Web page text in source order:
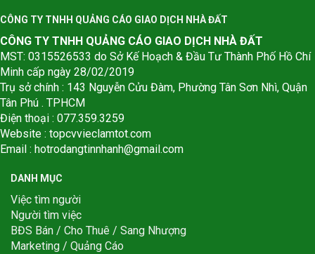
CÔNG TY TNHH QUẢNG CÁO GIAO DỊCH NHÀ ĐẤT
CÔNG TY TNHH QUẢNG CÁO GIAO DỊCH NHÀ ĐẤT
MST: 0315526533 do Sở Kế Hoạch & Đầu Tư Thành Phố Hồ Chí
Minh cấp ngày 28/02/2019
Trụ sở chính : 143 Nguyễn Cửu Đàm, Phường Tân Sơn Nhì, Quận
Tân Phú . TPHCM
Điện thoại : 077.359.3259
Website : topcvvieclamtot.com
Email : hotrodangtinnhanh@gmail.com
DANH MỤC
Việc tìm người
Người tìm việc
BĐS Bán / Cho Thuê / Sang Nhượng
Marketing / Quảng Cáo